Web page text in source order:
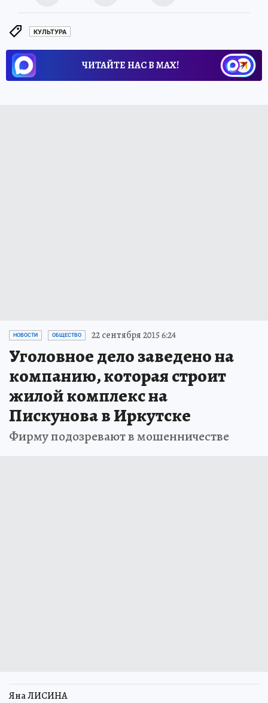
КУЛЬТУРА
ЧИТАЙТЕ НАС В МАХ!
НОВОСТИ ОБЩЕСТВО 22 сентября 2015 6:24
Уголовное дело заведено на
компанию, которая строит
жилой комплекс на
Пискунова в Иркутске
Фирму подозревают в мошенничестве
Яна ЛИСИНА